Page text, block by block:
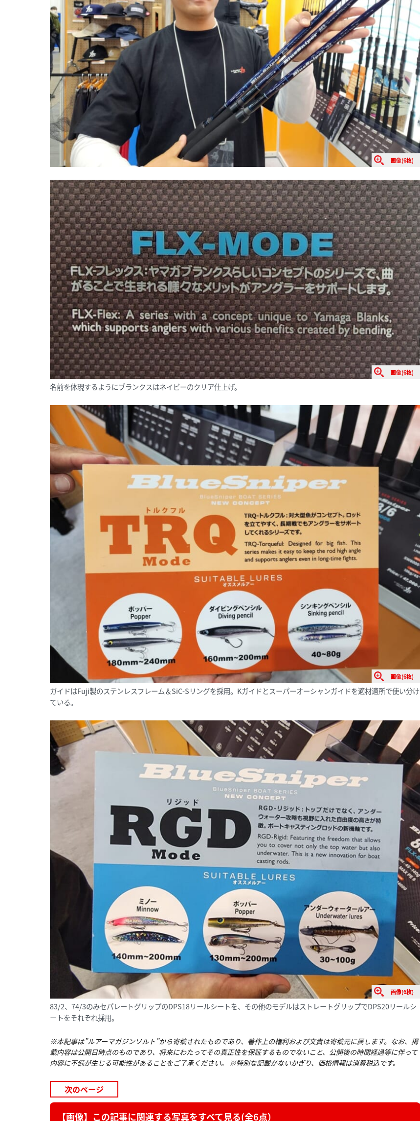
画像(6枚)
画像(6枚)
名前を体現するようにブランクスはネイビーのクリア仕上げ。
画像(6枚)
ガイドはFuji製のステンレスフレーム＆SiC-Sリングを採用。Kガイドとスーパーオーシャンガイドを適材適所で使い分け
ている。
画像(6枚)
83/2、74/3のみセパレートグリップのDPS18リールシートを、その他のモデルはストレートグリップでDPS20リールシ
ートをそれぞれ採用。
※本記事は”ルアーマガジンソルト”から寄稿されたものであり、著作上の権利および文責は寄稿元に属します。なお、掲
載内容は公開日時点のものであり、将来にわたってその真正性を保証するものでないこと、公開後の時間経過等に伴って
内容に不備が生じる可能性があることをご了承ください。 ※特別な記載がないかぎり、価格情報は消費税込です。
次のページ
【画像】この記事に関連する写真をすべて見る(全6点）